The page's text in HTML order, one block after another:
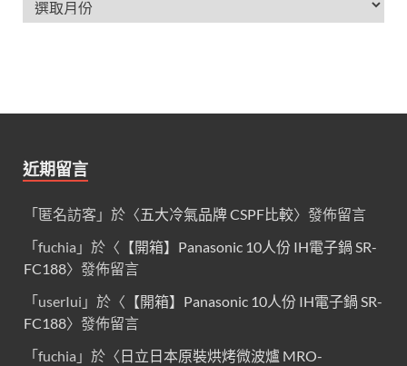
近期留言
「 匿名訪客 」於〈五大冷氣品牌 CSPF比較〉發佈留言
「 fuchia 」於〈 【開箱】Panasonic 10人份 IH電子鍋 SR-
FC188〉發佈留言
「 userIui 」於〈 【開箱】Panasonic 10人份 IH電子鍋 SR-
FC188〉發佈留言
「 fuchia 」於〈 日立日本原裝烘烤微波爐 MRO-